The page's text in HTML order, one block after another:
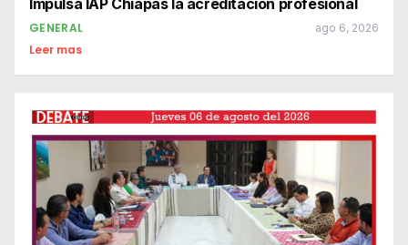
Impulsa IAP Chiapas la acreditación profesional
GENERAL ago 6, 2026
Leer mas